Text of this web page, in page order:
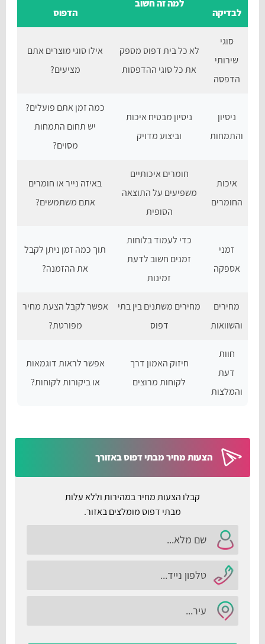
לבדיקה
למה זה חשוב
הדפוס
סוגי
שירותי
הדפסה
לא כל בית דפוס מספק
את כל סוגי ההדפסות
אילו סוגי מוצרים אתם
מציעים?
ניסיון
והתמחות
ניסיון מבטיח איכות
וביצוע מדויק
כמה זמן אתם פועלים?
יש תחום התמחות
מסוים?
איכות
החומרים
חומרים איכותיים
משפיעים על התוצאה
הסופית
באיזה נייר או חומרים
אתם משתמשים?
זמני
אספקה
כדי לעמוד בלוחות
זמנים חשוב לדעת
זמינות
תוך כמה זמן ניתן לקבל
את ההזמנה?
מחירים
והשוואות
מחירים משתנים בין בתי
דפוס
אפשר לקבל הצעת מחיר
מפורטת?
חוות
דעת
והמלצות
חיזוק האמון דרך
לקוחות מרוצים
אפשר לראות דוגמאות
או ביקורות לקוחות?
הצעות מחיר מבתי דפוס באזורך
קבלו הצעות מחיר במהירות וללא עלות
מבתי דפוס מומלצים באזור.